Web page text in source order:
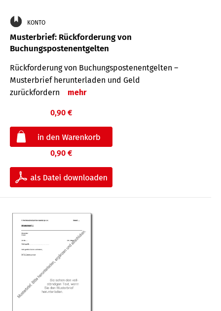
KONTO
Musterbrief: Rückforderung von
Buchungspostenentgelten
Rückforderung von Buchungspostenentgelten –
Musterbrief herunterladen und Geld
zurückfordern
mehr
0,90 €
0,90 €